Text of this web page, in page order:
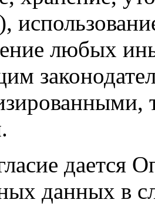
любых
дается
данных в